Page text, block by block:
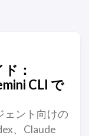
：
CLI で
ェント向けの
、Claude